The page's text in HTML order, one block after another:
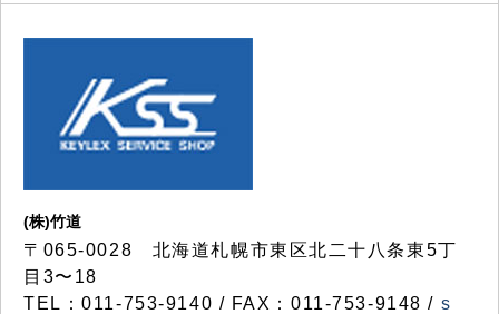
(株)竹道
〒065-0028 北海道札幌市東区北二十八条東5丁
目3〜18
TEL：011-753-9140 / FAX：011-753-9148 / s